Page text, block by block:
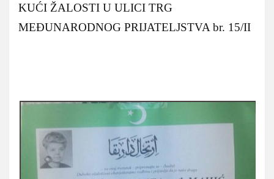
KUĆI ŽALOSTI U ULICI TRG
MEĐUNARODNOG PRIJATELJSTVA br. 15/II